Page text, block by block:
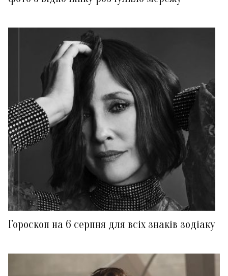
Гороскоп на 6 серпня для всіх знаків зодіаку